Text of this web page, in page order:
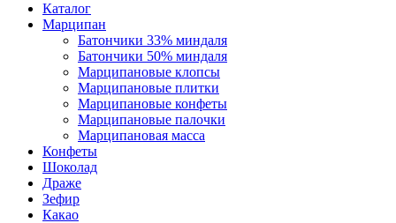
Каталог
Марципан
Батончики 33% миндаля
Батончики 50% миндаля
Марципановые клопсы
Марципановые плитки
Марципановые конфеты
Марципановые палочки
Марципановая масса
Конфеты
Шоколад
Драже
Зефир
Какао